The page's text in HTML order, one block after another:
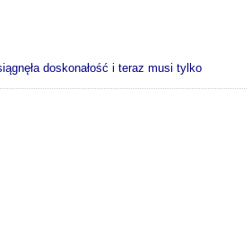
doskonałość i teraz musi tylko